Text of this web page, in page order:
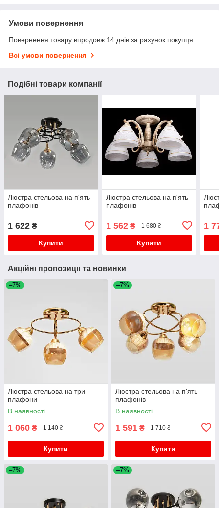
Умови повернення
Повернення товару впродовж 14 днів за рахунок покупця
Всі умови повернення
Подібні товари компанії
Люстра стельова на п'ять
плафонів
1 622 ₴
Купити
Люстра стельова на п'ять
плафонів
1 562₴ 1 680 ₴
Купити
1
Акційні пропозиції та новинки
–7%
Люстра стельова на три
плафони
В наявності
1 060 ₴ 1 140 ₴
Купити
–7%
Люстра стельова на п'ять
плафонів
В наявності
1 591 ₴ 1 710 ₴
Купити
–7% –7%